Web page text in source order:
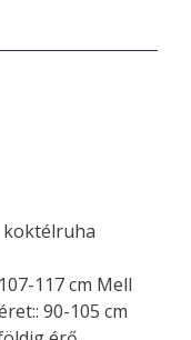
117 cm Mell
90-105 cm